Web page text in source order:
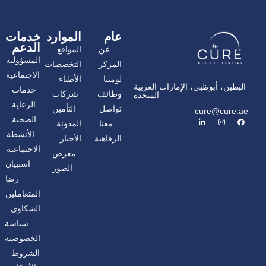
شارك الصفحة
البطين، أبوظبي، الإمارات العربية
المتحدة
cure@cure.ae
ف
ي
ا
ن
ل
ي
عام
عن
المركز
لومينا
وظائف
تواصل
معنا
الرفاهية
الموارد
المواقع
التخصصات
الأطباء
شركات
التأمين
المدونة
الأخبار
معرض
الصور
خدمات
الدعم
المسؤولية
الاجتماعية
خدمات
الرعاية
الصحية
الأنشطة
الاجتماعية
استبيان
رضا
المتعاملين
الشكاوي
سياسة
الخصوصية
الشروط